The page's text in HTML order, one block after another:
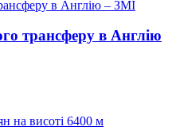
трансферу в Англію